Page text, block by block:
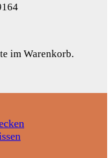
im Warenkorb.